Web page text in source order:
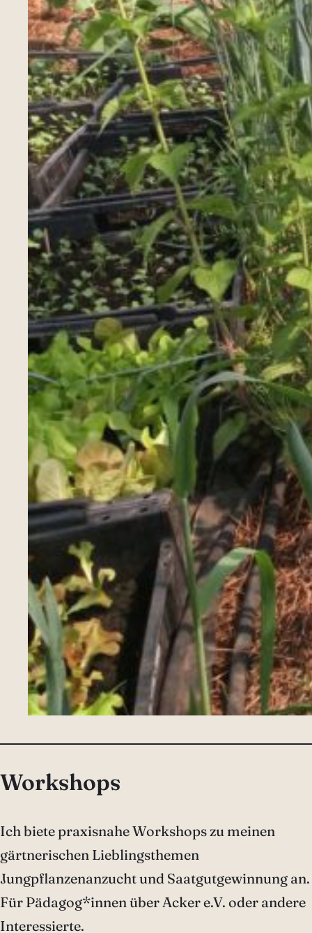
Workshops
Ich biete praxisnahe Workshops zu meinen
gärtnerischen Lieblingsthemen
Jungpflanzenanzucht und Saatgutgewinnung an.
Für Pädagog*innen über Acker e.V. oder andere
Interessierte.